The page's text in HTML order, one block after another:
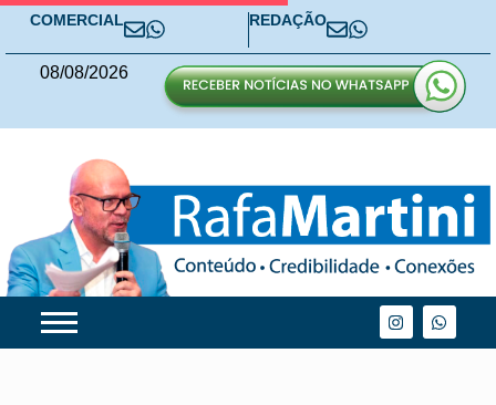
COMERCIAL REDAÇÃO
08/08/2026